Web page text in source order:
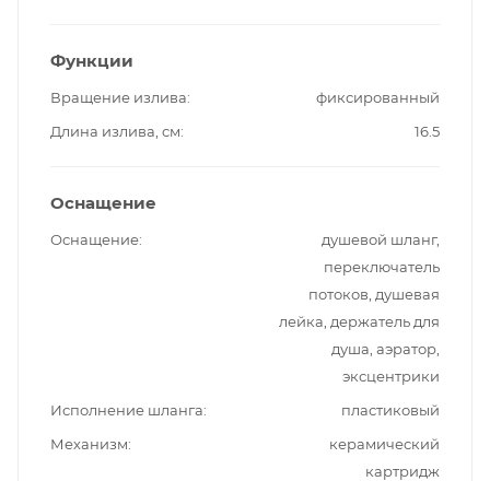
Функции
Вращение излива
фиксированный
Длина излива, см
16.5
Оснащение
Оснащение
душевой шланг,
переключатель
потоков, душевая
лейка, держатель для
душа, аэратор,
эксцентрики
Исполнение шланга
пластиковый
Механизм
керамический
картридж